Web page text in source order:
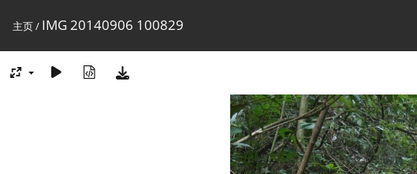
主页/ IMG 20140906 100829